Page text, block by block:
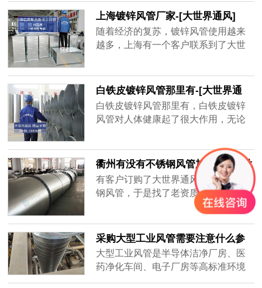
大一点的地方用角钢法兰风管，共板
风管为了不影响到后期使用效果，需
要增强共板风管密封性、抗压强度，
质量好的共板风管不容易坏，不会漏
很多电费。
上海镀锌风管厂家-[大世界通风]
随着经济的复苏，镀锌风管使用越来
越多，上海有一个客户联系到了大世
理，新一轮生产要等15天之后才能发
货，客户还等着用呢，于是找到大世
界通风，地处无锡，离工地不远，并
且确保3天出货，客户在验证以后很快
白铁皮镀锌风管那里有-[大世界通
风]
白铁皮镀锌风管那里有，白铁皮镀锌
风管对人体健康起了很大作用，无论
镀锌风管的帮助，有的建筑人口密
集，要全天不停运转，因此白铁皮镀
锌风管质量要好，加强通风效率，避
免损坏。常年做通风工程的客户知道
怎么分辨白铁皮镀锌风管的质量好
坏，而新入行的客户不知道怎么挑质
量好的白铁......
衢州有没有不锈钢风管加工厂-[大世
界通风]
有客户订购了大世界通风生产的不锈
钢风管，于是找了老资质的安装工人
安装，做过工程很多，到工地上一
不一样，同样的尺寸安装的时候，明
显重了不少，而且不会扁，侧弯幅度
很小，说明风管厚实，强度大抗压能
力强，使用寿命肯定很长。
采购大型工业风管需要注意什么参
数？——2026年主流通风设备供应
商对比分析
大型工业风管是半导体洁净厂房、医
药净化车间、电子厂房等高标准环境
的核心基础设施。采购时不仅需要关